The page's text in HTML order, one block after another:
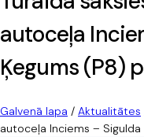
autoceļa
Ķegums (P8)
Galvenā lapa / Aktualitātes
autoceļa Inciems –